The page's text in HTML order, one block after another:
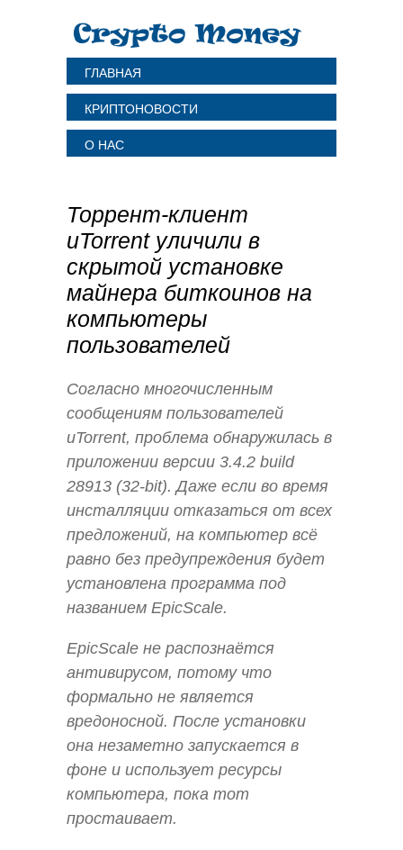
ГЛАВНАЯ
КРИПТОНОВОСТИ
О НАС
Торрент-клиент
uTorrent уличили в
скрытой установке
майнера биткоинов на
компьютеры
пользователей
Согласно многочисленным
сообщениям пользователей
uTorrent, проблема обнаружилась в
приложении версии 3.4.2 build
28913 (32-bit). Даже если во время
инсталляции отказаться от всех
предложений, на компьютер всё
равно без предупреждения будет
установлена программа под
названием EpicScale.
EpicScale не распознаётся
антивирусом, потому что
формально не является
вредоносной. После установки
она незаметно запускается в
фоне и использует ресурсы
компьютера, пока тот
простаивает.